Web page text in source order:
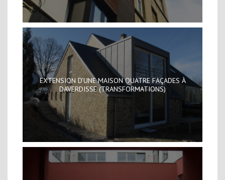
EXTENSION D’UNE MAISON QUATRE FAÇADES À
DAVERDISSE (TRANSFORMATIONS)